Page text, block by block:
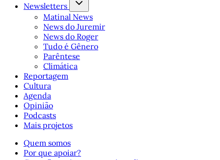
Newsletters
Matinal News
News do Juremir
News do Roger
Tudo é Gênero
Parêntese
Climática
Reportagem
Cultura
Agenda
Opinião
Podcasts
Mais projetos
Quem somos
Por que apoiar?